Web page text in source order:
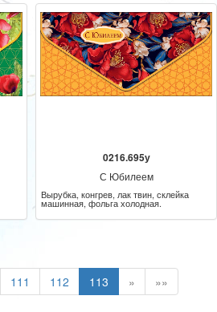
0216.695у
С Юбилеем
Вырубка, конгрев, лак твин, склейка
машинная, фольга холодная.
111 112 113 » »»